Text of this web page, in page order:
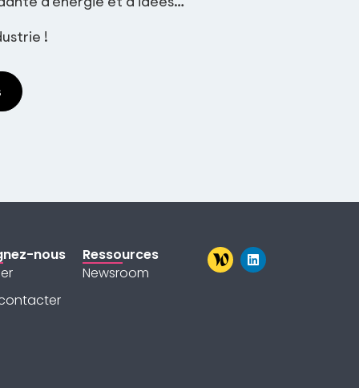
!
nous
Ressources
Newsroom